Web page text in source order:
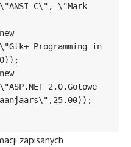
\"ANSI C\", \"Mark
Programming in
2.0.Gotowe
zapisanych